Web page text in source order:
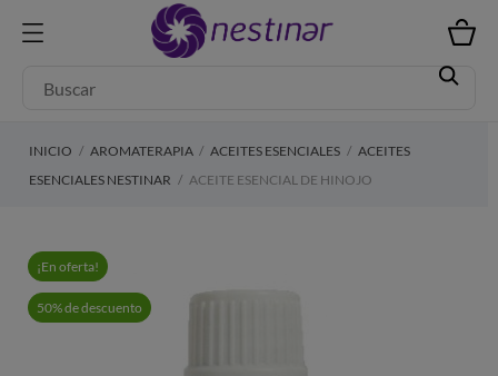
INICIO AROMATERAPIA ACEITES ESENCIALES
ACEITES
ESENCIALES NESTINAR
ACEITE ESENCIAL DE HINOJO
¡En oferta!
50% de descuento